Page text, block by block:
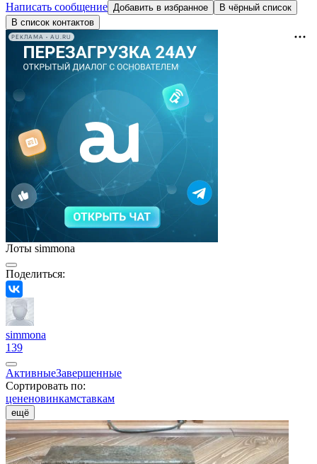
Написать сообщение Добавить в избранное
В чёрный список
В список контактов
РЕКЛАМА • AU.RU
Лоты simmona
Поделиться:
simmona
139
АктивныеЗавершенные
Сортировать по:
цененовинкамставкам
ещё